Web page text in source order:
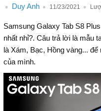
Duy Anh 11/23/2021
Samsung Galaxy Tab S8
nhất nhỉ?. Câu trả lời là mẫu
là Xám, Bạc, Hồng vàng...
của mình.